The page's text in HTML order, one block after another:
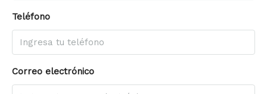
Teléfono
Correo electrónico